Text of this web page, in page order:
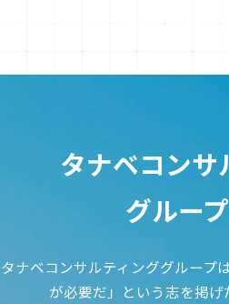
タナベコンサ
グルー
タナベコンサルティンググループ
が必要だ」 という志を掲